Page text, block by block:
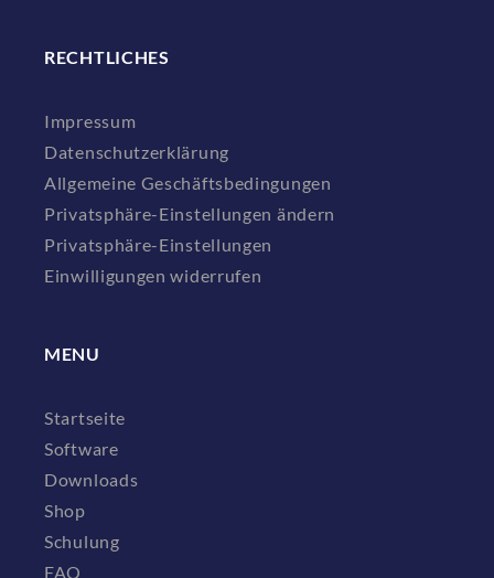
RECHTLICHES
Impressum
Datenschutzerklärung
Allgemeine Geschäftsbedingungen
Privatsphäre-Einstellungen ändern
Privatsphäre-Einstellungen
Einwilligungen widerrufen
MENU
Startseite
Software
Downloads
Shop
Schulung
FAQ